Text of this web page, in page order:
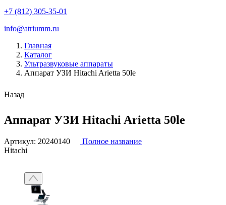
+7 (812) 305-35-01
info@atriumm.ru
Главная
Каталог
Ультразвуковые аппараты
Аппарат УЗИ Hitachi Arietta 50le
Назад
Аппарат УЗИ Hitachi Arietta 50le
Артикул: 20240140
Полное название
Hitachi